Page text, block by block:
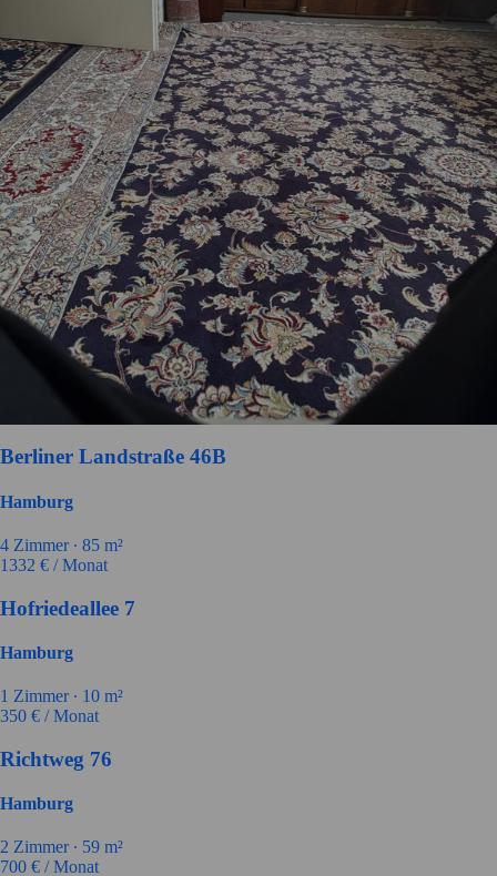
Berliner Landstraße 46B
Hamburg
4 Zimmer ∙ 85 m²
1332 € / Monat
Hofriedeallee 7
Hamburg
1 Zimmer ∙ 10 m²
350 € / Monat
Richtweg 76
Hamburg
2 Zimmer ∙ 59 m²
700 € / Monat